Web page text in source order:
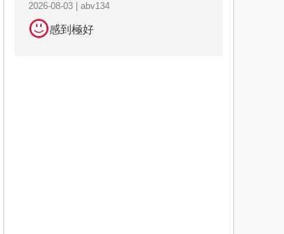
2026-08-03 | abv134
感到極好